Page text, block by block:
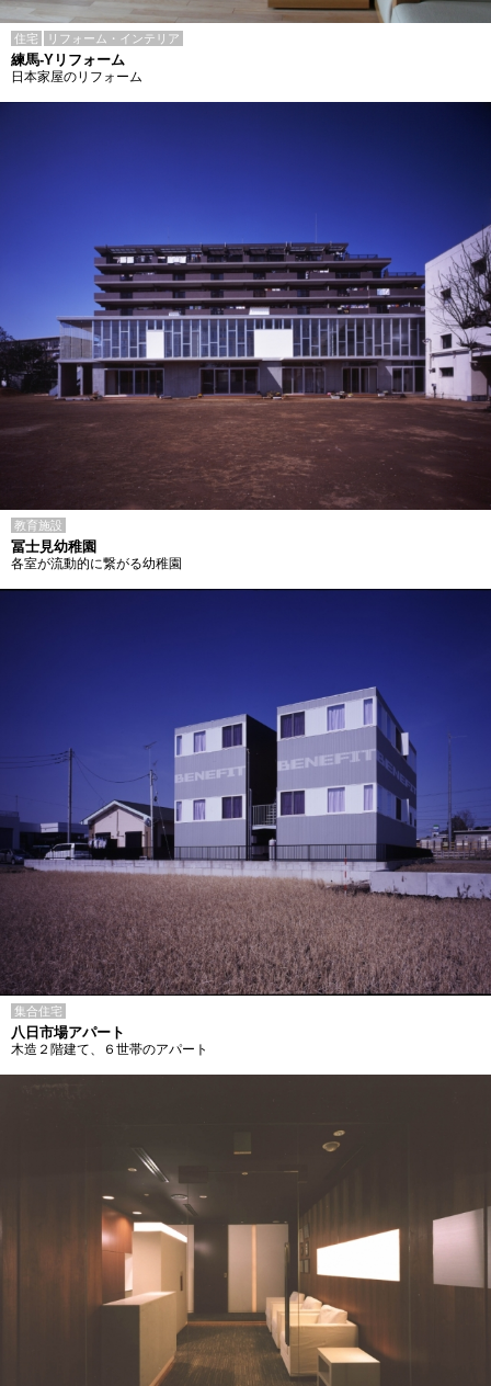
住宅 リフォーム・インテリア
練馬-Yリフォーム
日本家屋のリフォーム
教育施設
冨士見幼稚園
各室が流動的に繋がる幼稚園
集合住宅
八日市場アパート
木造２階建て、６世帯のアパート